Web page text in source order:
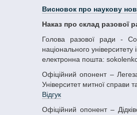
Висновок про наукову
Наказ про склад разової
Голова разової ради - Соколенко Ольга Леонідівна, доктор юридичних наук, професор, декан юридичного факультету Дніпровського
національного університету
електронна пошта:
Офіційний опонент – Легеза Євген Олександрович, доктор юридичних наук, професор, професор кафедри публічного та приватного права
Університет митної справи
Відгук
Офіційний опонент – Дідківська Галина Василівна, доктор юридичних наук, професор, завідувач кафедри кримінального права та процесу